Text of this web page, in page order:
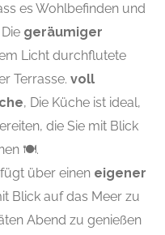
es Wohlbefinden und
geräumiger
Licht durchflutete
Terrasse. voll
, Die Küche ist ideal,
die Sie mit Blick
🍽️.
über einen eigener
Blick auf das Meer zu
Abend zu genießen